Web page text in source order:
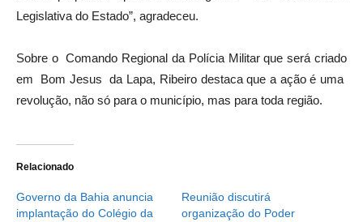
Legislativa do Estado”, agradeceu.
Sobre o Comando Regional da Polícia Militar que será criado
em Bom Jesus da Lapa, Ribeiro destaca que a ação é uma
revolução, não só para o município, mas para toda região.
Relacionado
Governo da Bahia anuncia
implantação do Colégio da
Reunião discutirá
organização do Poder